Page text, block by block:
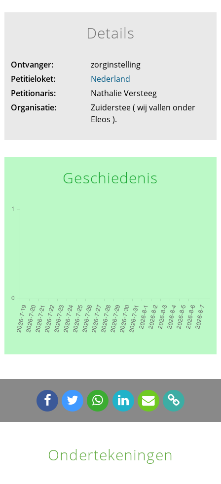
Details
Ontvanger:
zorginstelling
Petitieloket:
Nederland
Petitionaris:
Nathalie Versteeg
Organisatie:
Zuiderstee ( wij vallen onder
Eleos ).
Geschiedenis
Ondertekeningen